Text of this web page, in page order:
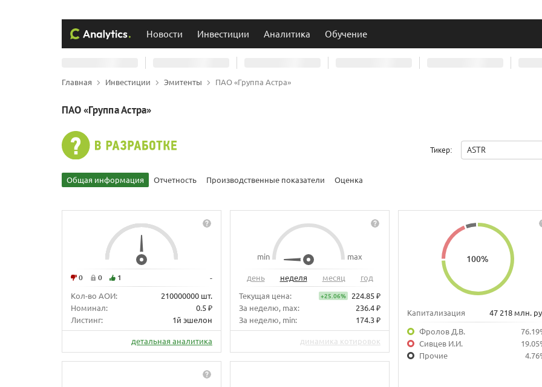
Новости Инвестиции Аналитика Обучение
Главная Инвестиции Эмитенты ПАО «Группа Астра»
ПАО «Группа Астра»
Тикер: ASTR
Общая информация Отчетность Производственные показатели Оценка
0 0 1
-
Кол-во АОИ:
210000000 шт.
Номинал:
0.5 ₽
Листинг:
1й эшелон
детальная аналитика
min max
день неделя месяц
год
Текущая цена:
+25.06%
224.85 ₽
За неделю, max:
236.4 ₽
За неделю, min:
174.3 ₽
динамика котировок
100%
Капитализация
47 218 млн.
Фролов Д.В.
Сивцев И.И.
Прочие